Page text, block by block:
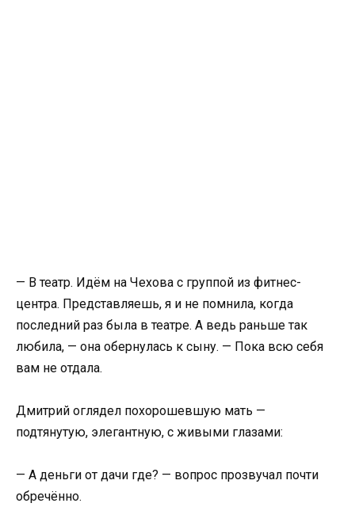
— В театр. Идём на Чехова с группой из фитнес-
центра. Представляешь, я и не помнила, когда
последний раз была в театре. А ведь раньше так
любила, — она обернулась к сыну. — Пока всю себя
вам не отдала.
Дмитрий оглядел похорошевшую мать —
подтянутую, элегантную, с живыми глазами:
— А деньги от дачи где? — вопрос прозвучал почти
обречённо.